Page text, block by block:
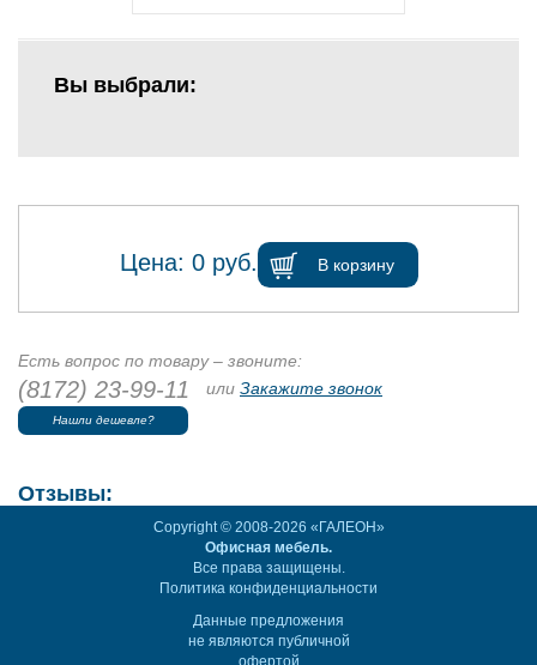
Вы выбрали:
Цена: 0руб. В корзину
Есть вопрос по товару – звоните:
(8172) 23-99-11 или Закажите звонок
Нашли дешевле?
Отзывы:
Copyright © 2008-2026 «ГАЛЕОН»
Офисная мебель.
Все права защищены.
Политика конфиденциальности
Данные предложения
не являются публичной
офертой